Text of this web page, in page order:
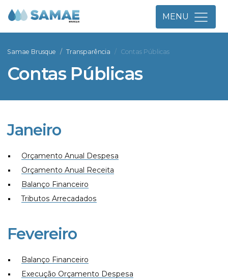
MENU
Samae Brusque Transparência Contas Públicas
Contas Públicas
Janeiro
Orçamento Anual Despesa
Orçamento Anual Receita
Balanço Financeiro
Tributos Arrecadados
Fevereiro
Balanço Financeiro
Execução Orçamento Despesa